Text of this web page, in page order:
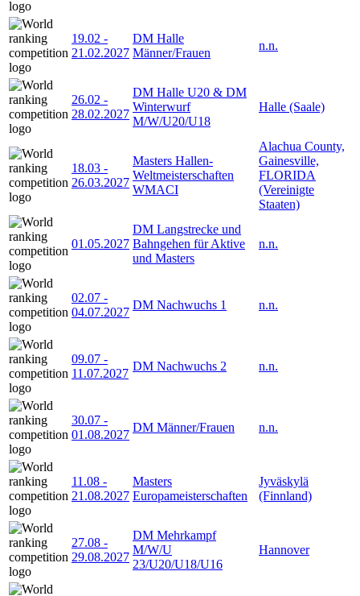
19.02 -
21.02.2027
DM Halle
Männer/Frauen
n.n.
26.02 -
28.02.2027
DM Halle U20 & DM
Winterwurf
M/W/U20/U18
Halle (Saale)
18.03 -
26.03.2027
Masters Hallen-
Weltmeisterschaften
WMACI
Alachua County,
Gainesville,
FLORIDA
(Vereinigte
Staaten)
01.05.2027
DM Langstrecke und
Bahngehen für Aktive
und Masters
n.n.
02.07 -
04.07.2027
DM Nachwuchs 1 n.n.
09.07 -
11.07.2027
DM Nachwuchs 2 n.n.
30.07 -
01.08.2027
DM Männer/Frauen n.n.
11.08 -
21.08.2027
Masters
Europameisterschaften
Jyväskylä
(Finnland)
27.08 -
29.08.2027
DM Mehrkampf
M/W/U
23/U20/U18/U16
Hannover